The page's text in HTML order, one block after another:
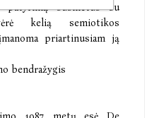
patyrimą susilietus su
kelią semiotikos
priartinusiam ją
bendražygis